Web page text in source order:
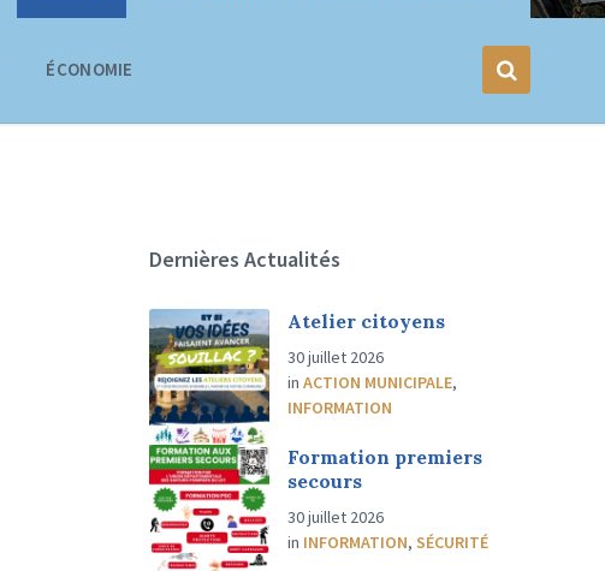
ÉCONOMIE
Dernières Actualités
Atelier citoyens
30 juillet 2026
inACTION MUNICIPALE,
INFORMATION
Formation premiers
secours
30 juillet 2026
in INFORMATION,SÉCURITÉ